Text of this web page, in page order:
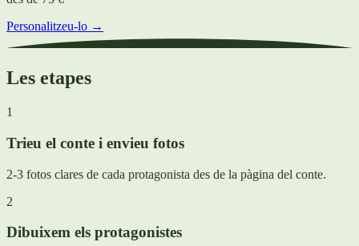
Personalitzeu-lo →
Les etapes
1
Trieu el conte i envieu fotos
2-3 fotos clares de cada protagonista des de la pàgina del conte.
2
Dibuixem els protagonistes